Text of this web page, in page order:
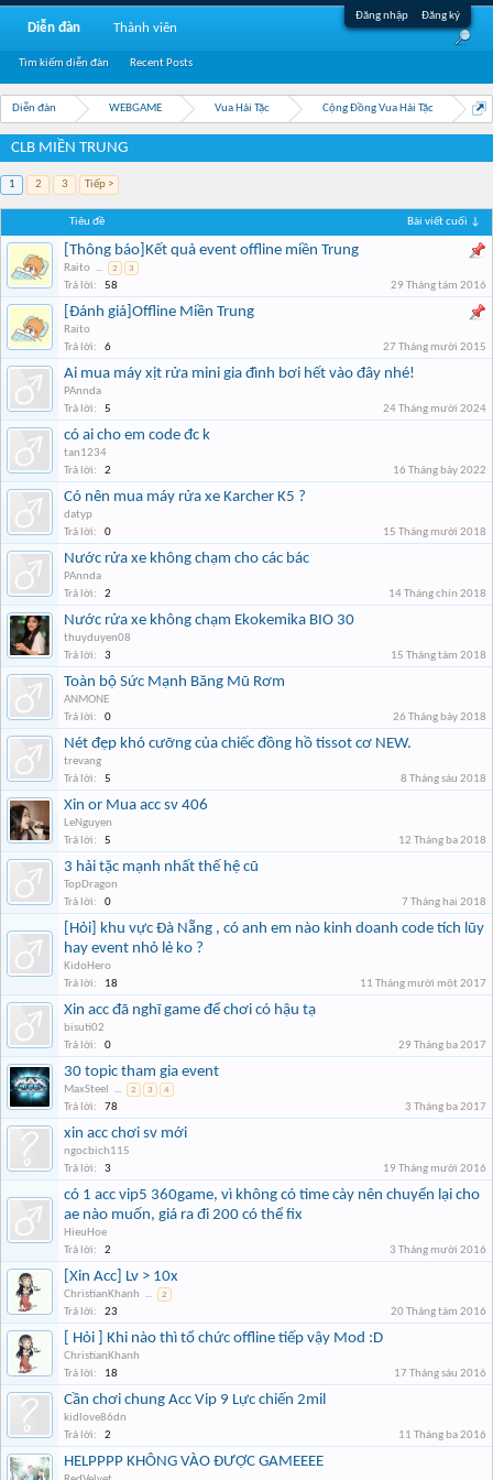
Đăng nhập Đăng ký
Diễn đàn WEBGAME Vua Hải Tặc Cộng Đồng Vua Hải Tặc
CLB MIỀN TRUNG
1 2 3 Tiếp >
Tiêu đề Bài viết cuối ↓
[Thông báo]Kết quả event offline miền Trung
Raito ... 2 3
Trả lời: 58 29 Tháng tám 2016
[Đánh giá]Offline Miền Trung
Raito
Trả lời:
6 27 Tháng mười 2015
Ai mua máy xịt rửa mini gia đình bơi hết vào đây nhé!
PAnnda
Trả lời:
5 24 Tháng mười 2024
có ai cho em code đc k
tan1234
Trả lời:
2 16 Tháng bảy 2022
Có nên mua máy rửa xe Karcher K5 ?
datyp
Trả lời:
0 15 Tháng mười 2018
Nước rửa xe không chạm cho các bác
PAnnda
Trả lời:
2 14 Tháng chín 2018
Nước rửa xe không chạm Ekokemika BIO 30
thuyduyen08
Trả lời:
3 15 Tháng tám 2018
Toàn bộ Sức Mạnh Băng Mũ Rơm
ANMONE
Trả lời:
0 26 Tháng bảy 2018
Nét đẹp khó cưỡng của chiếc đồng hồ tissot cơ NEW.
trevang
Trả lời:
5 8 Tháng sáu 2018
Xin or Mua acc sv 406
LeNguyen
Trả lời:
5 12 Tháng ba 2018
3 hải tặc mạnh nhất thế hệ cũ
TopDragon
Trả lời:
0 7 Tháng hai 2018
[Hỏi] khu vực Đà Nẵng , có anh em nào kinh doanh code tích lũy
hay event nhỏ lẻ ko ?
KidoHero
Trả lời:
18 11 Tháng mười một 2017
Xin acc đã nghĩ game để chơi có hậu tạ
bisuti02
Trả lời:
0 29 Tháng ba 2017
30 topic tham gia event
MaxSteel ... 2 3 4
Trả lời: 78 3 Tháng ba 2017
xin acc chơi sv mới
ngocbich115
Trả lời:
3 19 Tháng mười 2016
có 1 acc vip5 360game, vì không có time cày nên chuyển lại cho
ae nào muốn, giá ra đi 200 có thể fix
HieuHoe
Trả lời:
2 3 Tháng mười 2016
[Xin Acc] Lv > 10x
ChristianKhanh ... 2
Trả lời: 23 20 Tháng tám 2016
[ Hỏi ] Khi nào thì tổ chức offline tiếp vậy Mod :D
ChristianKhanh
Trả lời:
18 17 Tháng sáu 2016
Cần chơi chung Acc Vip 9 Lực chiến 2mil
kidlove86dn
Trả lời:
2 11 Tháng ba 2016
HELPPPP KHÔNG VÀO ĐƯỢC GAMEEEE
Diễn đàn
Tìm kiếm diễn đàn Recent Posts
Thành viên